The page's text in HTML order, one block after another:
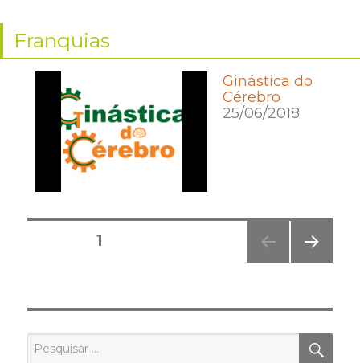
Franquias
Ginástica do
Cérebro
25/06/2018
Posts
PÁGINA1
NA
por: